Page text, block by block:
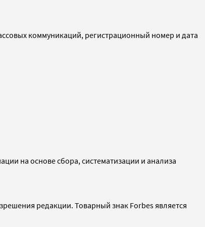
коммуникаций, регистрационный номер и дата
на основе сбора, систематизации и анализа
редакции. Товарный знак Forbes является